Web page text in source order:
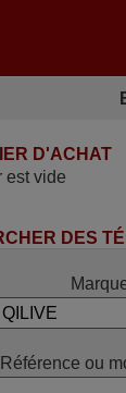
D'ACHAT
est vide
DES
Référence ou